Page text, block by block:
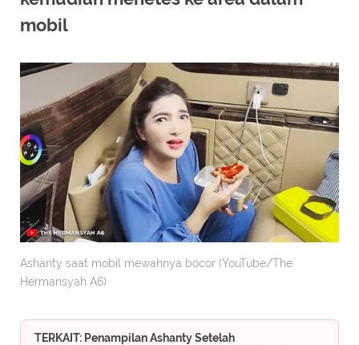
mobil
Ashanty saat mobil mewahnya bocor (YouTube/The
Hermansyah A6)
TERKAIT: Penampilan Ashanty Setelah